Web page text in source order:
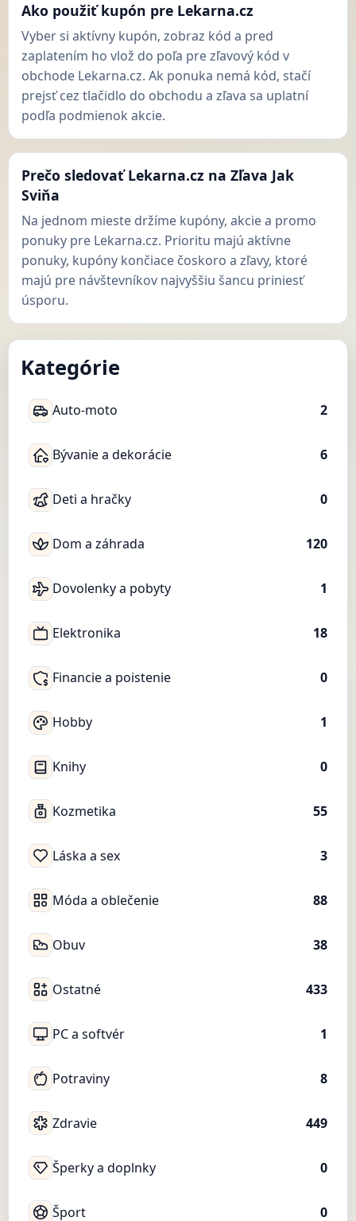
Ako použiť kupón pre Lekarna.cz
Vyber si aktívny kupón, zobraz kód a pred
zaplatením ho vlož do poľa pre zľavový kód v
obchode Lekarna.cz. Ak ponuka nemá kód, stačí
prejsť cez tlačidlo do obchodu a zľava sa uplatní
podľa podmienok akcie.
Prečo sledovať Lekarna.cz na Zľava Jak
Sviňa
Na jednom mieste držíme kupóny, akcie a promo
ponuky pre Lekarna.cz. Prioritu majú aktívne
ponuky, kupóny končiace čoskoro a zľavy, ktoré
majú pre návštevníkov najvyššiu šancu priniesť
úsporu.
Kategórie
Auto-moto 2
Bývanie a dekorácie 6
Deti a hračky 0
Dom a záhrada 120
Dovolenky a pobyty 1
Elektronika 18
Financie a poistenie 0
Hobby 1
Knihy 0
Kozmetika 55
Láska a sex 3
Móda a oblečenie 88
Obuv 38
Ostatné 433
PC a softvér 1
Potraviny 8
Zdravie 449
Šperky a doplnky 0
Šport 0